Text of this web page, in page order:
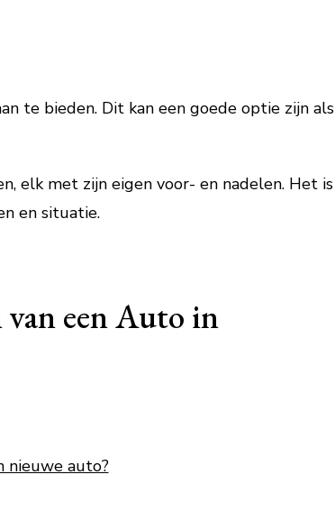
te bieden. Dit kan een goede optie zijn als
elk met zijn eigen voor- en nadelen. Het is
en situatie.
van een Auto in
nieuwe auto?